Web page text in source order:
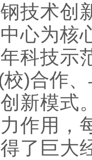
技术创
心为核
科技示
)合作
新模式
作用，
了巨大